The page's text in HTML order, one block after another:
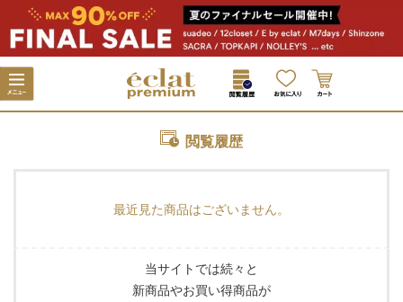
閲覧履歴
最近見た商品はございません。
当サイトでは続々と
新商品やお買い得商品が